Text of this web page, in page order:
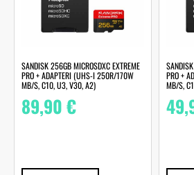
SANDISK 256GB MICROSDXC EXTREME
PRO + ADAPTERI (UHS-I 250R/170W
MB/S, C10, U3, V30, A2)
89,90€
PRO +
MB/S,